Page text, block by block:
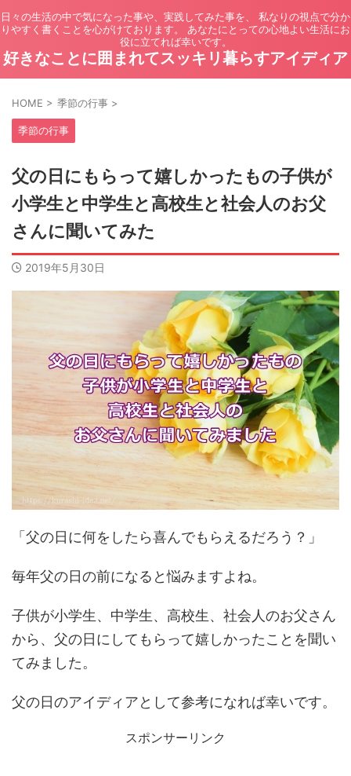
日々の生活の中で気になった事や、実践してみた事を、 私なりの視点で分か
りやすく書くことを心がけております。 あなたにとっての心地よい生活にお
役に立てれば幸いです。
好きなことに囲まれてスッキリ暮らすアイディア
HOME > 季節の行事 >
季節の行事
父の日にもらって嬉しかったもの子供が
小学生と中学生と高校生と社会人のお父
さんに聞いてみた
2019年5月30日
「父の日に何をしたら喜んでもらえるだろう？」
毎年父の日の前になると悩みますよね。
子供が小学生、中学生、高校生、社会人のお父さん
から、父の日にしてもらって嬉しかったことを聞い
てみました。
父の日のアイディアとして参考になれば幸いです。
スポンサーリンク